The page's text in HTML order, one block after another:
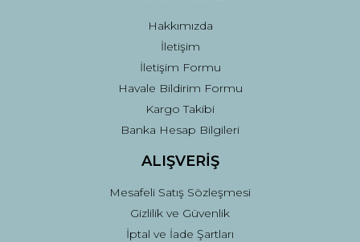
Gönder
Hakkımızda
İletişim
İletişim Formu
Havale Bildirim Formu
Kargo Takibi
Banka Hesap Bilgileri
ALIŞVERİŞ
Mesafeli Satış Sözleşmesi
Gizlilik ve Güvenlik
İptal ve İade Şartları